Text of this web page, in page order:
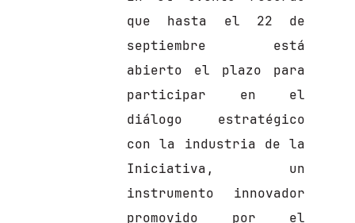
que hasta el 22 de
septiembre está
abierto el plazo para
participar en el
diálogo estratégico
con la industria de la
Iniciativa, un
instrumento innovador
promovido por el